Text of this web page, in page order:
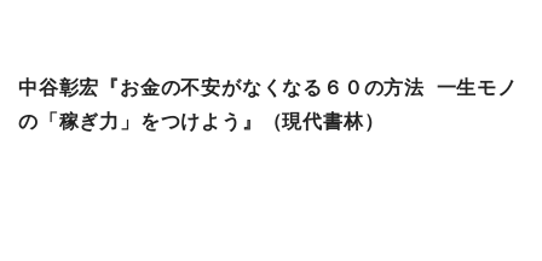
中谷彰宏『お金の不安がなくなる６０の方法 一生モノ
の「稼ぎ力」をつけよう』（現代書林）